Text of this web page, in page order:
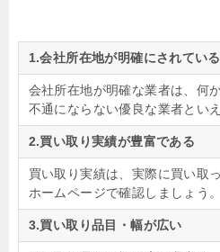
1.会社所在地が明確にされている
会社所在地が明確な業者は、何
不通にならない優良な業者といえ
2.買い取り実績が豊富である
買い取り実績は、実際に買い取
ホームページで確認しましょう。
3.買い取り品目・幅が広い